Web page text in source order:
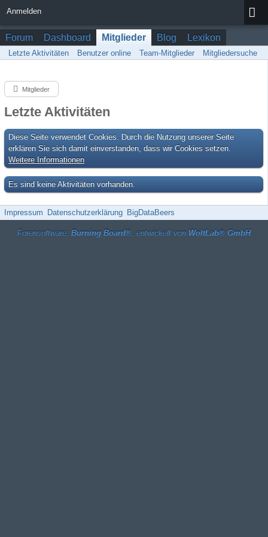
Anmelden
Forum Dashboard Mitglieder Blog Lexikon
Letzte Aktivitäten Benutzer online Team-Mitglieder Mitgliedersuche
Mitglieder
Letzte Aktivitäten
Diese Seite verwendet Cookies. Durch die Nutzung unserer Seite
erklären Sie sich damit einverstanden, dass wir Cookies setzen.
Weitere Informationen
Es sind keine Aktivitäten vorhanden.
Impressum Datenschutzerklärung BigDataBeers
Forensoftware: Burning Board®, entwickelt von WoltLab® GmbH